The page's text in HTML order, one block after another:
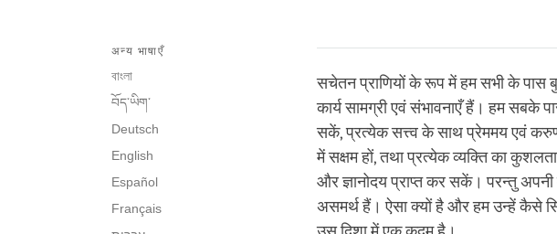
अन्य भाषाएँ
বাংলা
བོད་ཡིག་
Deutsch
English
Español
Français
सचेतन प्राणियों के रूप में हम सभी के पास
कार्य सामग्री एवं संभावनाएँ हैं। हम सबके
सकें, प्रत्येक सत्त्व के साथ प्रेममय एवं
में सक्षम हों, तथा प्रत्येक व्यक्ति का
और ज्ञानोदय प्राप्त कर सकें। परन्तु अपनी
असमर्थ हैं। ऐसा क्यों है और हम उन्हें कैसे